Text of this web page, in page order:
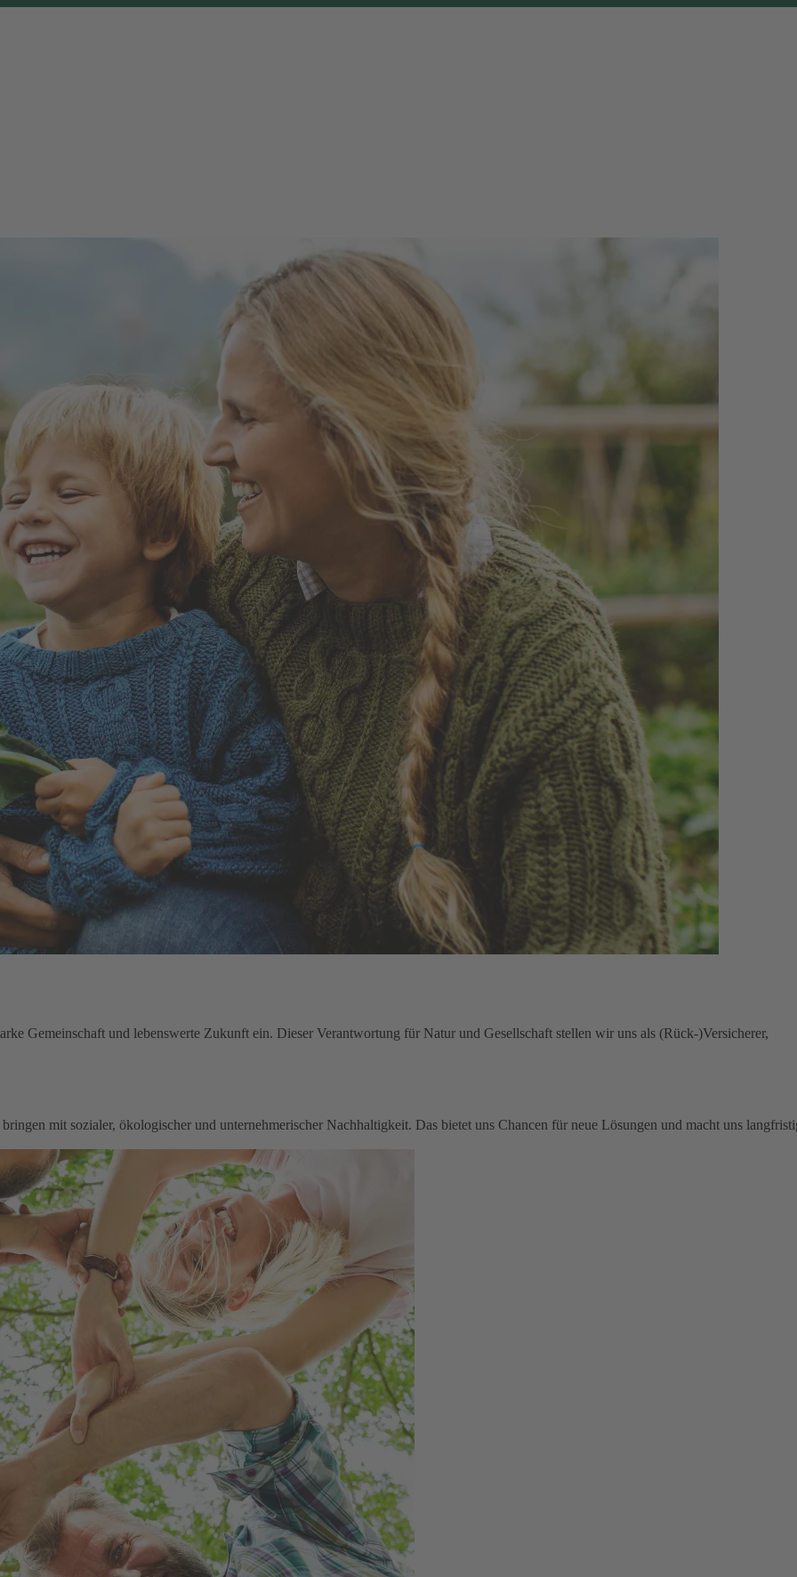
Gemeinschaft und lebenswerte Zukunft ein. Dieser Verantwortung für Natur und Gesellschaft stellen wir uns als (Rück-)Versicherer,
mit sozialer, ökologischer und unternehmerischer Nachhaltigkeit. Das bietet uns Chancen für neue Lösungen und macht uns